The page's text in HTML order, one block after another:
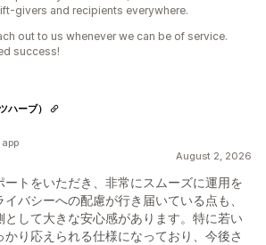
givers and recipients everywhere.
out to us whenever we can be of service.
success!
August 2, 2026
トをいただき、非常にスムーズに運用を
バシーへの配慮が行き届いている点も、
として大きな安心感があります。特に若い
り応えられる仕様になっており、今後さ
ハーブ）